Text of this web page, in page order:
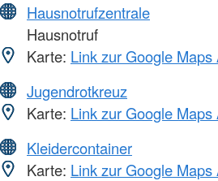
Hausnotrufzentrale
Hausnotruf
Karte: Link zur Google Maps
Jugendrotkreuz
Karte: Link zur Google Maps
Kleidercontainer
Karte: Link zur Google Maps